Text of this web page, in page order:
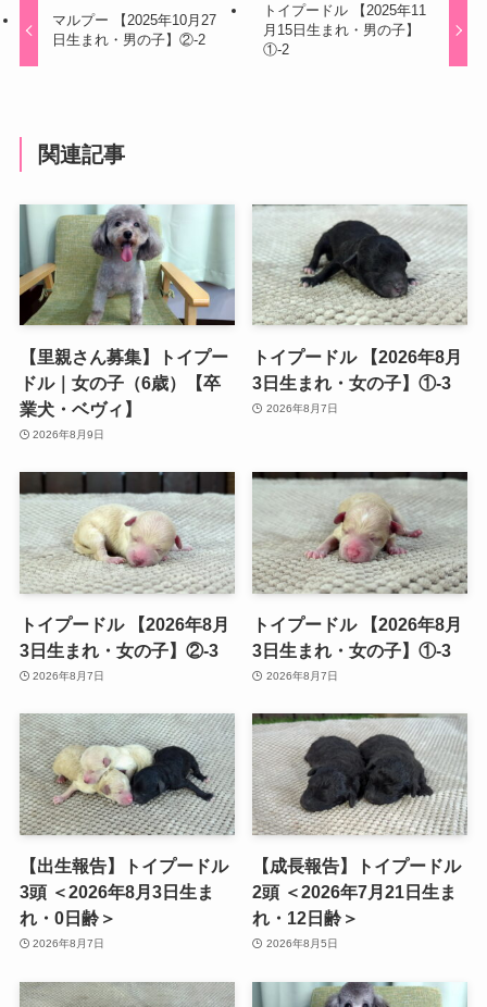
マルプー 【2025年10月27
日生まれ・男の子】②-2
トイプードル 【2025年11
月15日生まれ・男の子】
①-2
関連記事
【里親さん募集】トイプー
ドル｜女の子（6歳）【卒
業犬・ベヴィ】
2026年8月9日
トイプードル 【2026年8月
3日生まれ・女の子】①-3
2026年8月7日
トイプードル 【2026年8月
3日生まれ・女の子】②-3
2026年8月7日
トイプードル 【2026年8月
3日生まれ・女の子】①-3
2026年8月7日
【出生報告】トイプードル
3頭 ＜2026年8月3日生ま
れ・0日齢＞
2026年8月7日
【成長報告】トイプードル
2頭 ＜2026年7月21日生ま
れ・12日齢＞
2026年8月5日